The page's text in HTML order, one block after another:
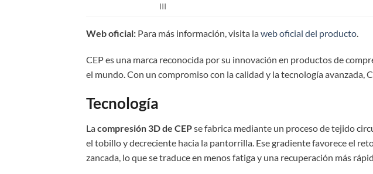
III
Web oficial: Para más información, visita laweb oficial del producto
CEP es una marca reconocida por su innovación en productos de
el mundo. Con un compromiso con la calidad y la tecnología
Tecnología
Lacompresión 3D de CEPse fabrica mediante un proceso de tejido
el tobillo y decreciente hacia la pantorrilla. Ese gradiente favorece el
zancada, lo que se traduce en menos fatiga y una recuperación más